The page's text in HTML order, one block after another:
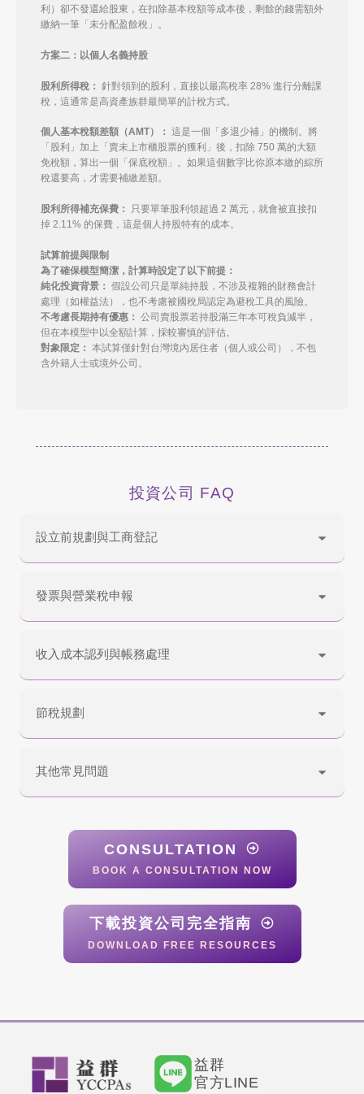
利）卻不發還給股東，在扣除基本稅額等成本後，剩餘的錢需額外
繳納一筆「未分配盈餘稅」。
方案二：以個人名義持股
股利所得稅：
針對領到的股利，直接以最高稅率 28% 進行分離課
稅，這通常是高資產族群最簡單的計稅方式。
個人基本稅額差額（AMT）：
這是一個「多退少補」的機制。將
「股利」加上「賣未上市櫃股票的獲利」後，扣除 750 萬的大額
免稅額，算出一個「保底稅額」。如果這個數字比你原本繳的綜所
稅還要高，才需要補繳差額。
股利所得補充保費：
只要單筆股利領超過 2 萬元，就會被直接扣
掉 2.11% 的保費，這是個人持股特有的成本。
試算前提與限制
為了確保模型簡潔，計算時設定了以下前提：
純化投資背景：
假設公司只是單純持股，不涉及複雜的財務會計
處理（如權益法），也不考慮被國稅局認定為避稅工具的風險。
不考慮長期持有優惠：
公司賣股票若持股滿三年本可稅負減半，
但在本模型中以全額計算，採較審慎的評估。
對象限定：
本試算僅針對台灣境內居住者（個人或公司），不包
含外籍人士或境外公司。
投資公司 FAQ
設立前規劃與工商登記
發票與營業稅申報
收入成本認列與帳務處理
節稅規劃
其他常見問題
CONSULTATION
BOOK A CONSULTATION NOW
下載投資公司完全指南
DOWNLOAD FREE RESOURCES
益群
官方LINE